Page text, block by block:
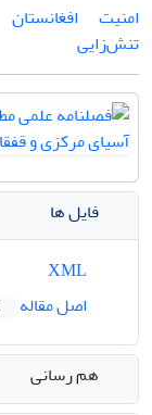
امنیت
افغانستان
تنش‌زایی
فایل ها
اصل مقاله
هم رسانی